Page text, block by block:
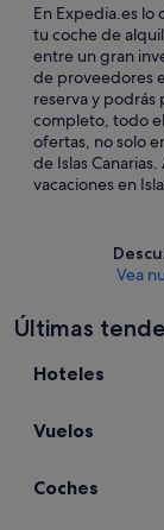
En Expedia.es lo
tu coche de
entre un gran
de proveedores
reserva y podrás
completo, todo
ofertas, no solo
de Islas
vacaciones en
Vea
Últimas
Hoteles
Vuelos
Coches